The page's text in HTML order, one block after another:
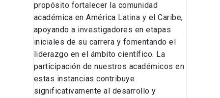
propósito fortalecer la comunidad
académica en América Latina y el Caribe,
apoyando a investigadores en etapas
iniciales de su carrera y fomentando el
liderazgo en el ámbito científico. La
participación de nuestros académicos en
estas instancias contribuye
significativamente al desarrollo y